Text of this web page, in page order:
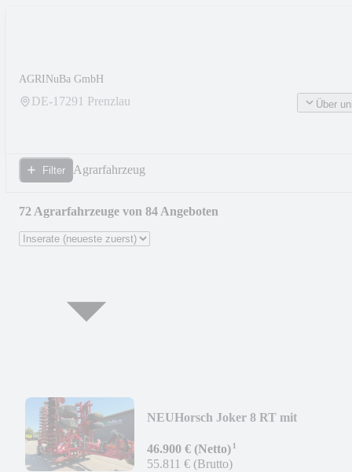
AGRINuBa GmbH
DE-17291 Prenzlau Über
Filter Agrarfahrzeug
72 Agrarfahrzeuge von 84 Angeboten
NEUHorsch Joker 8 RT mit
46.900 € (Netto)¹
55.811 € (Brutto)